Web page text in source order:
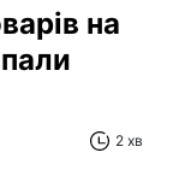
на
2 хв